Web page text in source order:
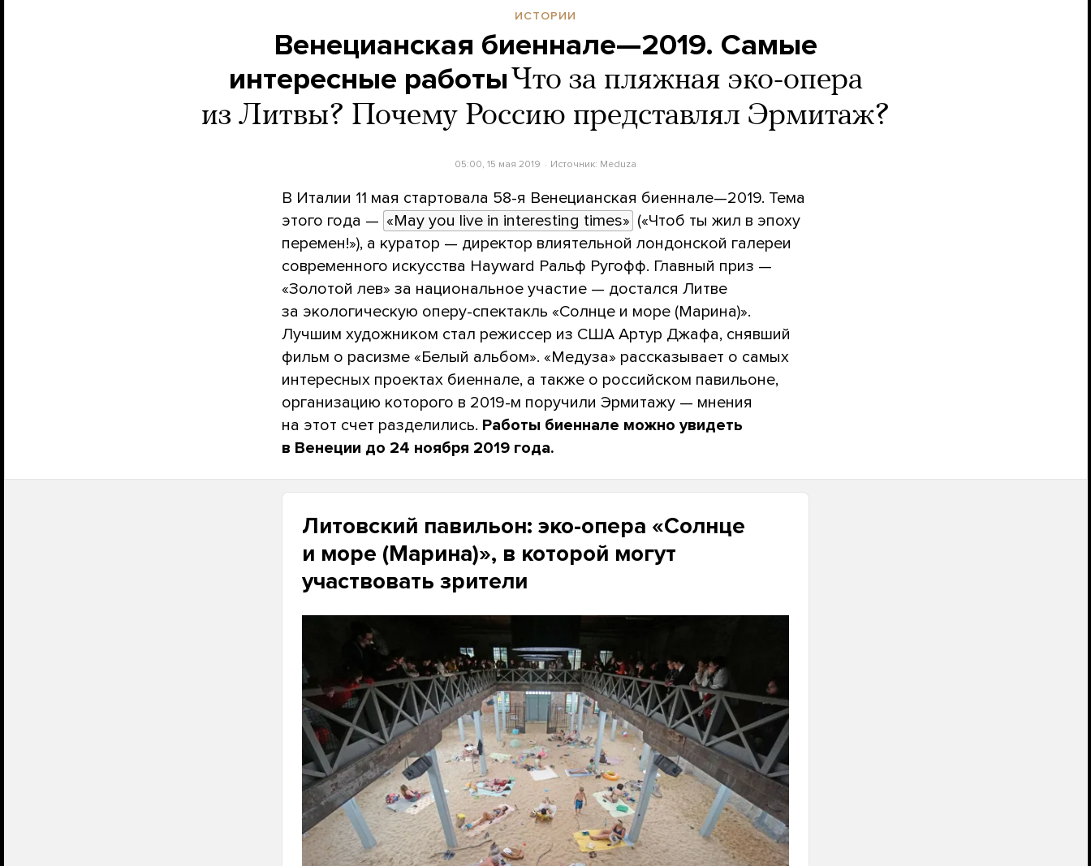
ИСТОРИИ
Венецианская биеннале—2019. Самые
интересные работы Что за пляжная эко-опера
из Литвы? Почему Россию представлял Эрмитаж?
05:00, 15 мая 2019 Источник: Meduza
В Италии 11 мая стартовала 58-я Венецианская биеннале—2019. Тема
этого года — «May you live in interesting times» («Чтоб ты жил в эпоху
перемен!»), а куратор — директор влиятельной лондонской галереи
современного искусства Hayward Ральф Ругофф. Главный приз —
«Золотой лев» за национальное участие — достался Литве
за экологическую оперу-спектакль «Солнце и море (Марина)».
Лучшим художником стал режиссер из США Артур Джафа, снявший
фильм о расизме «Белый альбом». «Медуза» рассказывает о самых
интересных проектах биеннале, а также о российском павильоне,
организацию которого в 2019-м поручили Эрмитажу — мнения
на этот счет разделились. Работы биеннале можно увидеть
в Венеции до 24 ноября 2019 года.
Литовский павильон: эко-опера «Солнце
и море (Марина)», в которой могут
участвовать зрители